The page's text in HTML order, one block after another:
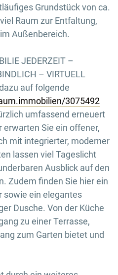
Grundstück von ca.
Raum zur Entfaltung,
Außenbereich.
JEDERZEIT –
– VIRTUELL
auf folgende
3075492
umfassend erneuert
Sie ein offener,
mit integrierter, moderner
lassen viel Tageslicht
Ausblick auf den
Zudem finden Sie hier ein
sowie ein elegantes
Dusche. Von der Küche
zu einer Terrasse,
zum Garten bietet und